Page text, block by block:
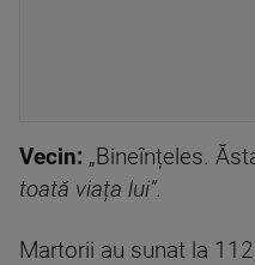
Vecin: „Bineînțeles.
toată viața lui”.
Martorii au sunat la